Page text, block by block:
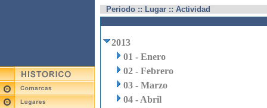
Periodo :: Lugar :: Actividad
2013
01 - Enero
02 - Febrero
03 - Marzo
04 - Abril